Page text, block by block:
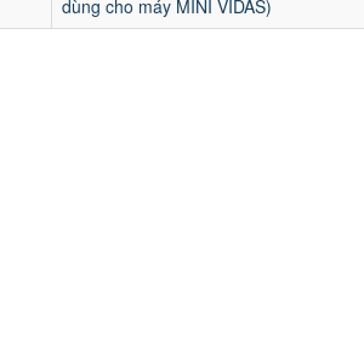
dùng cho máy MINI VIDAS)